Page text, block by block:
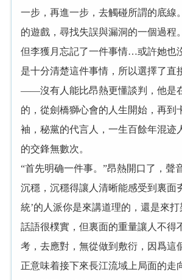
一步，再進一步，去觸碰所謂的底線
的遊戲，尋找失誤與漏洞的一個過程。
但李獲月忘記了一件事情…或許她也
是十分清楚這件事情，所以選擇了直
——沒有人能比昂熱更懂談判，他是
的，從劍橋獅心會的人生開始，再到
袖，秘黨的代言人，一生百餘年混迹
的交鋒無數次。
“首先明确一件事。”昂熱開口了，聲
沉穩，沉穩得讓人清晰能感受到裏面
統’的人派你是來講道理的，還是來打
話語很樸實，但裏面的重量讓人不得
考，去應對，無從做到敷衍，因爲這
正意味着接下來長江流域上局面的走